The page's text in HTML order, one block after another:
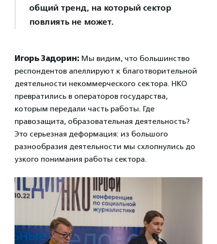
общий тренд, на который сектор
повлиять не может.
Игорь Задорин: Мы видим, что большинство
респондентов апеллируют к благотворительной
деятельности некоммерческого сектора. НКО
превратились в операторов государства,
которым передали часть работы. Где
правозащита, образовательная деятельность?
Это серьезная деформация: из большого
разнообразия деятельности мы схлопнулись до
узкого понимания работы сектора.